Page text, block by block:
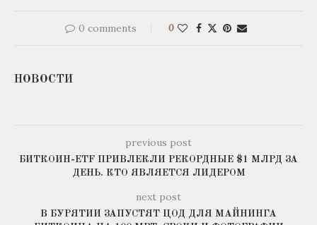
0 comments 0
НОВОСТИ
previous post
БИТКОИН-ETF ПРИВЛЕКЛИ РЕКОРДНЫЕ $1 МЛРД ЗА
ДЕНЬ. КТО ЯВЛЯЕТСЯ ЛИДЕРОМ
next post
В БУРЯТИИ ЗАПУСТЯТ ЦОД ДЛЯ МАЙНИНГА